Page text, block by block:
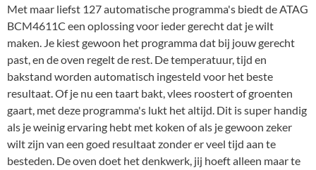
Met maar liefst 127 automatische programma's biedt de ATAG
BCM4611C een oplossing voor ieder gerecht dat je wilt
maken. Je kiest gewoon het programma dat bij jouw gerecht
past, en de oven regelt de rest. De temperatuur, tijd en
bakstand worden automatisch ingesteld voor het beste
resultaat. Of je nu een taart bakt, vlees roostert of groenten
gaart, met deze programma's lukt het altijd. Dit is super handig
als je weinig ervaring hebt met koken of als je gewoon zeker
wilt zijn van een goed resultaat zonder er veel tijd aan te
besteden. De oven doet het denkwerk, jij hoeft alleen maar te